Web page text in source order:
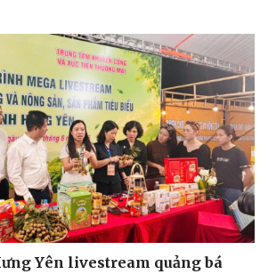
Yên livestream quảng bá